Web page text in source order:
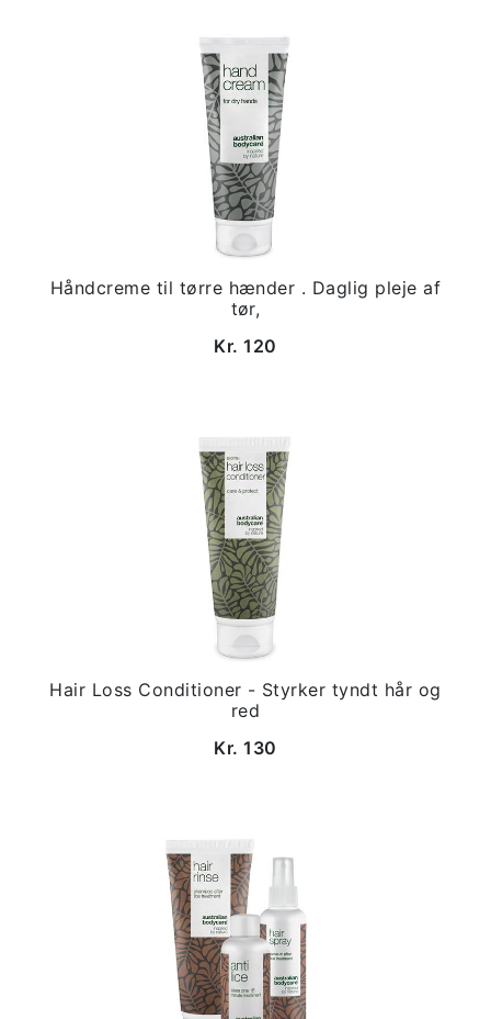
Håndcreme til tørre hænder . Daglig pleje af
tør,
Kr. 120
Hair Loss Conditioner - Styrker tyndt hår og
red
Kr. 130